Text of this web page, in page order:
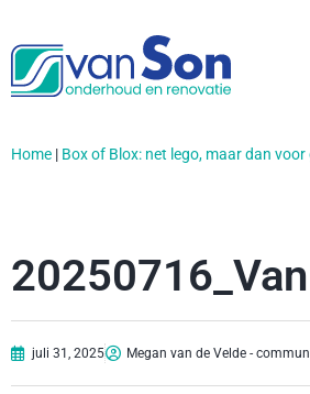
Home | Box of Blox: net lego, maar dan
juli 31, 2025 Megan van de Velde -